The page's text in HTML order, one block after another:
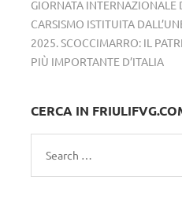
GIORNATA INTERNAZIONALE
CARSISMO ISTITUITA
2025. SCOCCIMARRO: IL
PIÙ IMPORTANTE D’ITALIA
CERCA IN
Search
for: